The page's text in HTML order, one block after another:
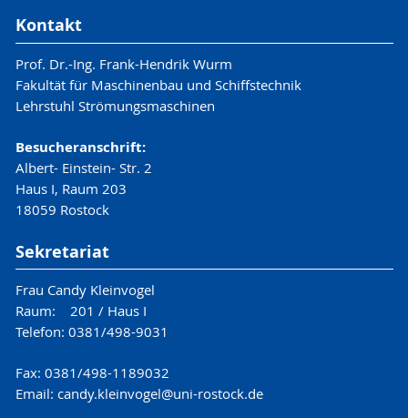
Kontakt
Prof. Dr.-Ing. Frank-Hendrik Wurm
Fakultät für Maschinenbau und Schiffstechnik
Lehrstuhl Strömungsmaschinen
Besucheranschrift:
Albert- Einstein- Str. 2
Haus I, Raum 203
18059 Rostock
Sekretariat
Frau Candy Kleinvogel
Raum: 201 / Haus I
Telefon: 0381/498-9031
Fax: 0381/498-1189032
Email: candy.kleinvogel@uni-rostock.de